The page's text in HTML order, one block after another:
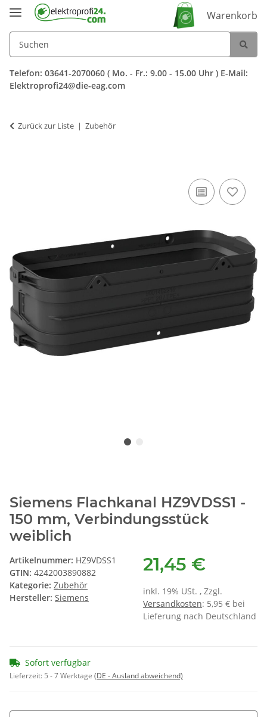
Warenkorb
Telefon: 03641-2070060 ( Mo. - Fr.: 9.00 - 15.00 Uhr ) E-Mail:
Elektroprofi24@die-eag.com
Zurück zur Liste Zubehör
Siemens Flachkanal HZ9VDSS1 -
150 mm, Verbindungsstück
weiblich
Artikelnummer: HZ9VDSS1
GTIN: 4242003890882
Kategorie: Zubehör
Hersteller: Siemens
21,45 €
inkl. 19% USt. , Zzgl.
Versandkosten: 5,95 € bei
Lieferung nach Deutschland
Sofort verfügbar
Lieferzeit: 5 - 7 Werktage (DE - Ausland abweichend)